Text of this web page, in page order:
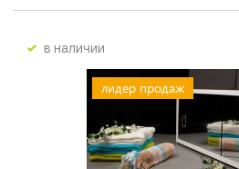
в наличии
лидер продаж